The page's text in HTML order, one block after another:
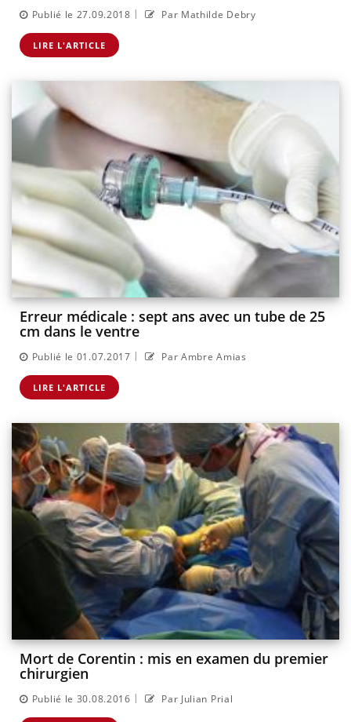
Publié le 27.09.2018 | Par Mathilde Debry
LIRE L'ARTICLE
Erreur médicale : sept ans avec un tube de 25
cm dans le ventre
Publié le 01.07.2017 | Par Ambre Amias
LIRE L'ARTICLE
Mort de Corentin : mis en examen du premier
chirurgien
Publié le 30.08.2016 | Par Julian Prial